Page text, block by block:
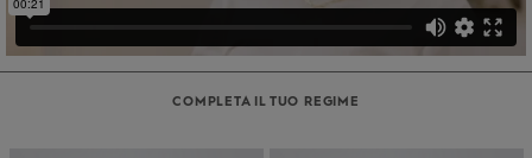
COMPLETA IL TUO REGIME